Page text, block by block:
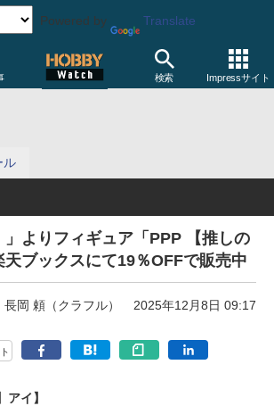
Powered by Translate
検索 Impressサイト
ル
」よりフィギュア「PPP 【推しの
ブックスにて19％OFFで販売中
長岡 頼（クラフル） 2025年12月8日 09:17
アイ】